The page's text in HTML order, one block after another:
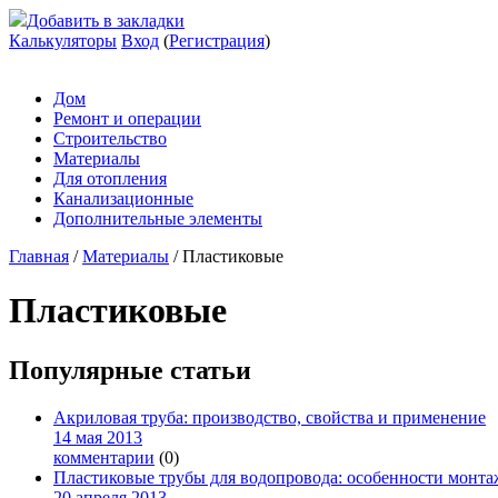
Добавить в закладки
Калькуляторы Вход (Регистрация)
Дом
Ремонт и операции
Строительство
Материалы
Для отопления
Канализационные
Дополнительные элементы
Главная /Материалы /Пластиковые
Пластиковые
Популярные статьи
Акриловая труба: производство, свойства и применение
14 мая 2013
комментарии (0)
Пластиковые трубы для водопровода: особенности